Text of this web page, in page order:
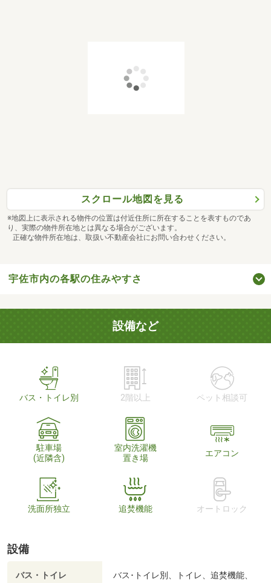
スクロール地図を見る
※地図上に表示される物件の位置は付近住所に所在することを表すものであ
り、実際の物件所在地とは異なる場合がございます。
正確な物件所在地は、取扱い不動産会社にお問い合わせください。
宇佐市内の各駅の住みやすさ
設備など
バス・トイレ別 2階以上 ペット相談可
駐車場
(近隣含)
室内洗濯機
置き場
エアコン
洗面所独立 追焚機能 オートロック
設備
バス・トイレ
バス･トイレ別、トイレ、追焚機能、